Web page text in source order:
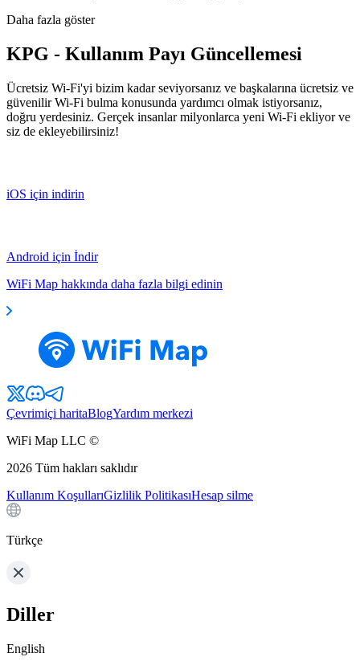
Daha fazla göster
KPG - Kullanım Payı Güncellemesi
Ücretsiz Wi-Fi'yi bizim kadar seviyorsanız ve başkalarına ücretsiz ve
güvenilir Wi-Fi bulma konusunda yardımcı olmak istiyorsanız,
doğru yerdesiniz. Gerçek insanlar milyonlarca yeni Wi-Fi ekliyor ve
siz de ekleyebilirsiniz!
iOS için indirin
Android için İndir
WiFi Map hakkında daha fazla bilgi edinin
Çevrimiçi haritaBlogYardım merkezi
WiFi Map LLC ©
2026 Tüm hakları saklıdır
Kullanım KoşullarıGizlilik PolitikasıHesap silme
Türkçe
Diller
English